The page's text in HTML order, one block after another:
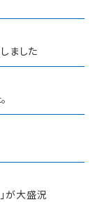
ました
が大盛況